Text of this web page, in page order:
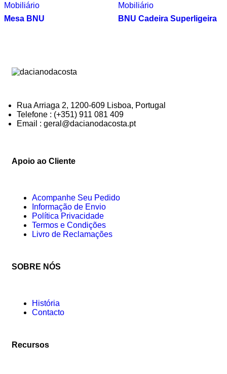
Mobiliário
Mesa BNU
Mobiliário
BNU Cadeira Superligeira
Rua Arriaga 2, 1200-609 Lisboa, Portugal
Telefone : (+351) 911 081 409
Email : geral@dacianodacosta.pt
Apoio ao Cliente
Acompanhe Seu Pedido
Informação de Envio
Política Privacidade
Termos e Condições
Livro de Reclamações
SOBRE NÓS
História
Contacto
Recursos